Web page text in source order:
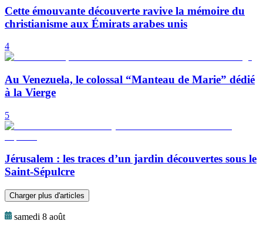
Cette émouvante découverte ravive la mémoire du
christianisme aux Émirats arabes unis
4
Au Venezuela, le colossal “Manteau de Marie” dédié
à la Vierge
5
Jérusalem : les traces d’un jardin découvertes sous le
Saint-Sépulcre
Charger plus d'articles
samedi 8 août